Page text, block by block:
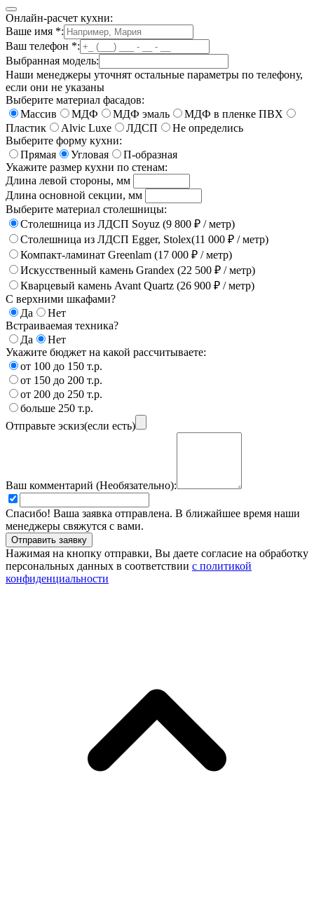
Онлайн-расчет кухни:
Ваше имя *:
Ваш телефон *:
Выбранная модель:
Наши менеджеры уточнят остальные параметры по телефону,
если они не указаны
Выберите материал фасадов:
Массив
МДФ МДФ эмаль
МДФ в пленке ПВХ
Пластик
Alvic Luxe ЛДСП
Не определись
Выберите форму кухни:
Прямая
Угловая
П-образная
Укажите размер кухни по стенам:
Длина левой стороны, мм
Длина основной секции, мм
Выберите материал столешницы:
Столешница из ЛДСП Soyuz (9 800 ₽ / метр)
Столешница из ЛДСП Egger, Stolex(11 000 ₽ / метр)
Компакт-ламинат Greenlam (17 000 ₽ / метр)
Искусственный камень Grandex (22 500 ₽ / метр)
Кварцевый камень Avant Quartz (26 900 ₽ / метр)
С верхними шкафами?
Да
Нет
Встраиваемая техника?
Да
Нет
Укажите бюджет на какой рассчитываете:
от 100 до 150 т.р.
от 150 до 200 т.р.
от 200 до 250 т.р.
больше 250 т.р.
Отправьте эскиз(если есть)
Ваш комментарий (Необязательно):
Спасибо! Ваша заявка отправлена. В ближайшее время наши
менеджеры свяжутся с вами.
Нажимая на кнопку отправки, Вы даете согласие на обработку
персональных данных в соответствии с политикой
конфиденциальности